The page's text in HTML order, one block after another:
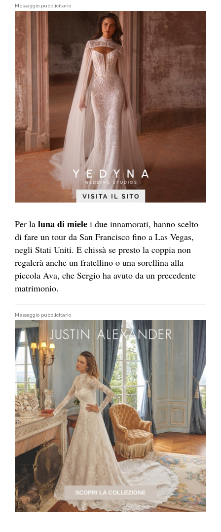
Messaggio pubblicitario
Per la luna di miele i due innamorati, hanno scelto
di fare un tour da San Francisco fino a Las Vegas,
negli Stati Uniti. E chissà se presto la coppia non
regalerà anche un fratellino o una sorellina alla
piccola Ava, che Sergio ha avuto da un precedente
matrimonio.
Messaggio pubblicitario